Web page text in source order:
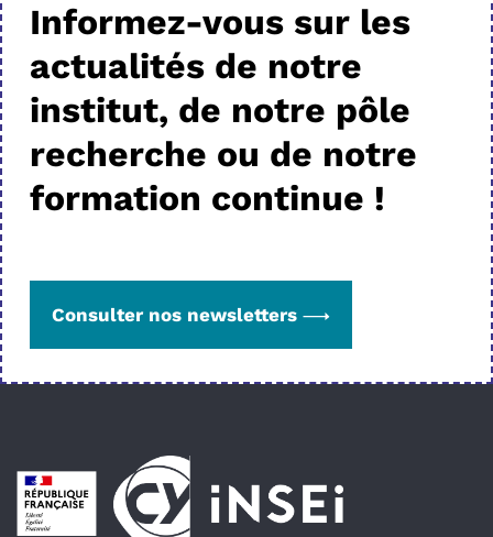
Informez-vous sur les
actualités de notre
institut, de notre pôle
recherche ou de notre
formation continue !
Consulter nos newsletters
Pied de page